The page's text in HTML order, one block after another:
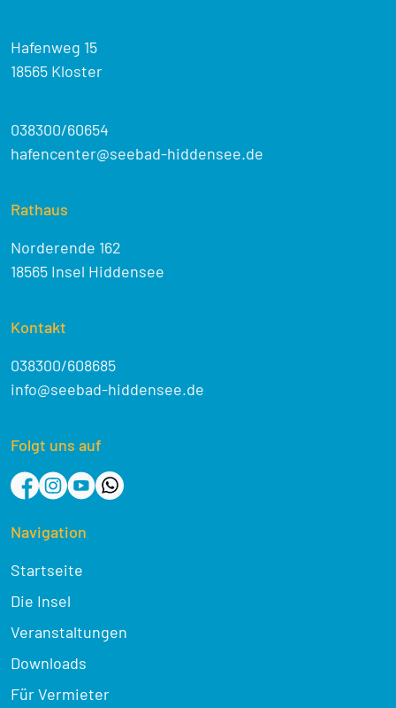
Hafenweg 15
18565 Kloster
038300/60654
hafencenter@seebad-hiddensee.de
Rathaus
Norderende 162
18565 Insel Hiddensee
Kontakt
038300/608685
info@seebad-hiddensee.de
Folgt uns auf
Navigation
Startseite
Die Insel
Veranstaltungen
Downloads
Für Vermieter